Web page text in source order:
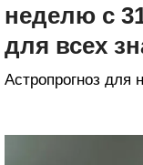
неделю с
для всех
Астропрогноз для